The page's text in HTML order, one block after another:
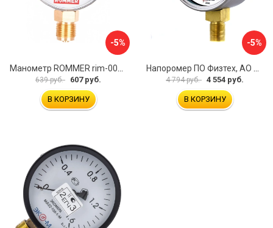
-5%
639 руб. 607 руб.
В КОРЗИНУ
-5%
4 794 руб. 4 554 руб.
В КОРЗИНУ